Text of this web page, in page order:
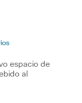
espacio de
al